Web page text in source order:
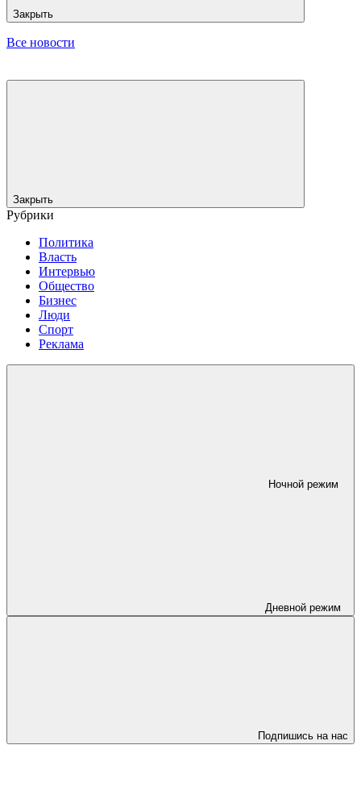
Закрыть
Все новости
Закрыть
Рубрики
Политика
Власть
Интервью
Общество
Бизнес
Люди
Спорт
Реклама
Ночной режим
Дневной режим
Подпишись на нас